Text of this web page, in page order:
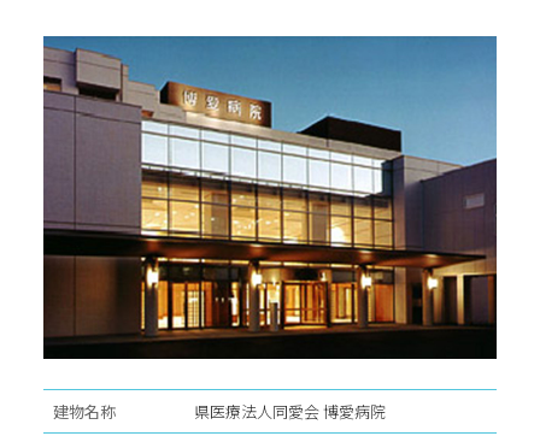
建物名称
県医療法人同愛会 博愛病院